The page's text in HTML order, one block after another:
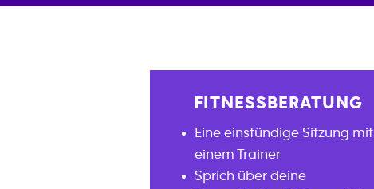
FITNESSBERATUNG
Eine einstündige Sitzung mit
einem Trainer
Sprich über deine